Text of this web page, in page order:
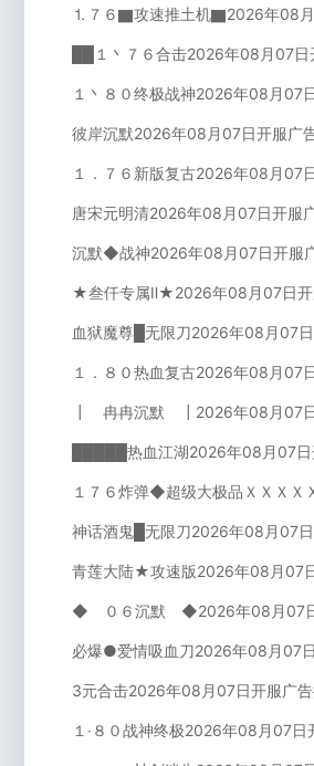
⒈７６▇攻速推土机▇2026年08月
██１丶７６合击2026年08月07日
１丶８０终极战神2026年08月07
彼岸沉默2026年08月07日开服广
１．７６新版复古2026年08月07
唐宋元明清2026年08月07日开服
沉默◆战神2026年08月07日开服
★叁仟专属Ⅱ★2026年08月07日开
血狱魔尊█无限刀2026年08月07
１．８０热血复古2026年08月07
┃ 冉冉沉默 ┃2026年08月07日
█████热血江湖2026年08月07日
１７６炸弹◆超级大极品ＸＸＸ
神话酒鬼█无限刀2026年08月07
青莲大陆★攻速版2026年08月07
◆ ０６沉默 ◆2026年08月07日
必爆●爱情吸血刀2026年08月07
3元合击2026年08月07日开服广
１·８０战神终极2026年08月07日